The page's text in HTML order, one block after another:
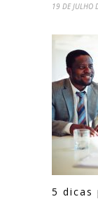
19 DE JULHO
5 dicas